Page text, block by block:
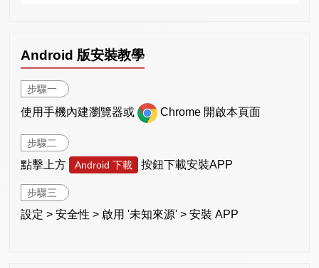
Android 版安裝教學
步驟一
使用手機內建瀏覽器或 Chrome 開啟本頁面
步驟二
點擊上方 Android 下載 按鈕下載安裝APP
步驟三
設定 > 安全性 > 啟用 '未知來源' > 安裝 APP